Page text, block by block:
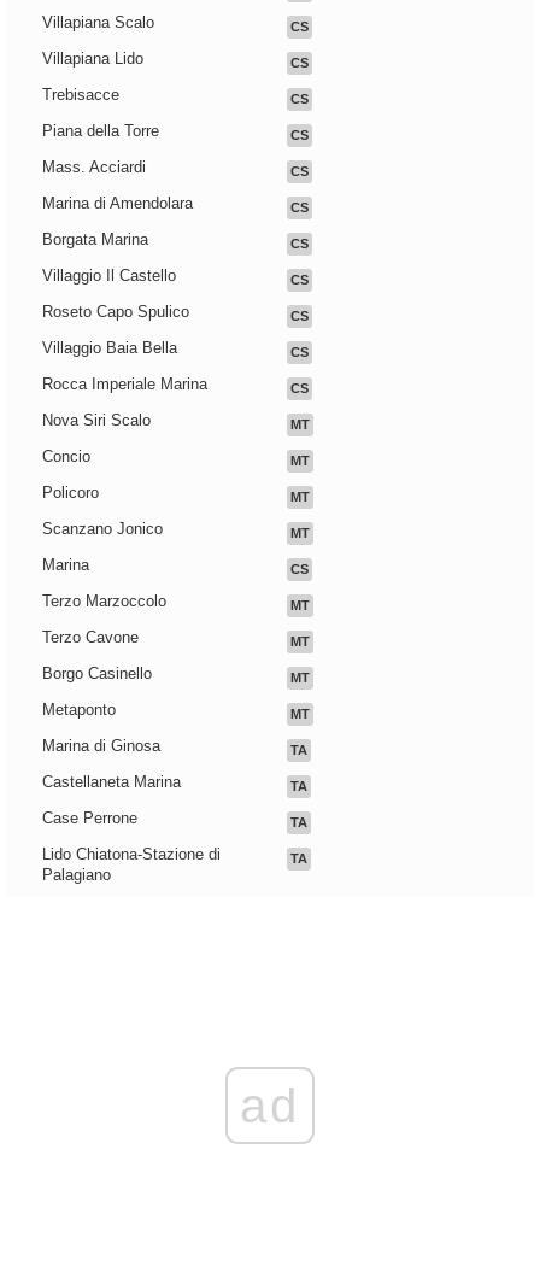
Villapiana Scalo CS
Villapiana Lido CS
Trebisacce CS
Piana della Torre CS
Mass. Acciardi CS
Marina di Amendolara CS
Borgata Marina CS
Villaggio Il Castello CS
Roseto Capo Spulico CS
Villaggio Baia Bella CS
Rocca Imperiale Marina CS
Nova Siri Scalo MT
Concio MT
Policoro MT
Scanzano Jonico MT
Marina CS
Terzo Marzoccolo MT
Terzo Cavone MT
Borgo Casinello MT
Metaponto MT
Marina di Ginosa TA
Castellaneta Marina TA
Case Perrone TA
Lido Chiatona-Stazione di
Palagiano
TA
ad